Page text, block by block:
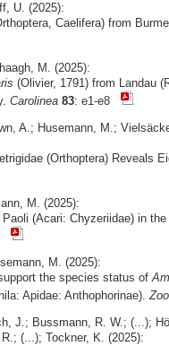
U. (2025):
Caelifera) from
M. (2025):
(Olivier, 1791) from Landau
Carolinea 83: e1-e8
A.; Husemann, M.;
(Orthoptera) Reveals
M. (2025):
(Acari: Chyzeriidae) in the
M. (2025):
the species status of
Apidae: Anthophorinae).
J.; Bussmann, R. W.; (...);
(...); Tockner, K. (2025):